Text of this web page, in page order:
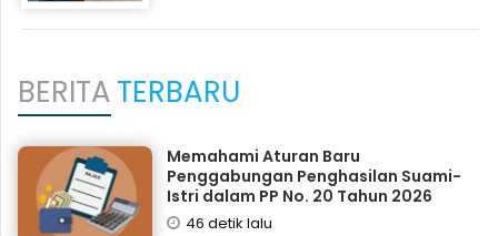
BERITATERBARU
Memahami Aturan Baru
Penggabungan Penghasilan Suami-
Istri dalam PP No. 20 Tahun 2026
46 detik lalu